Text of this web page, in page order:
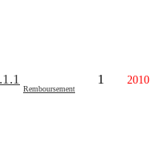
Remboursement
1 2010